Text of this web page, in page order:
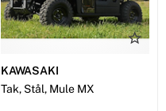
KAWASAKI
Tak, Stål, Mule MX